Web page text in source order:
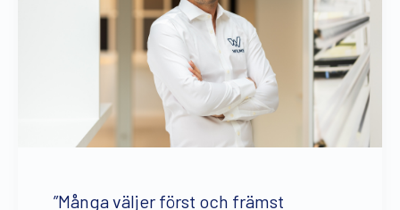
”Många väljer först och främst